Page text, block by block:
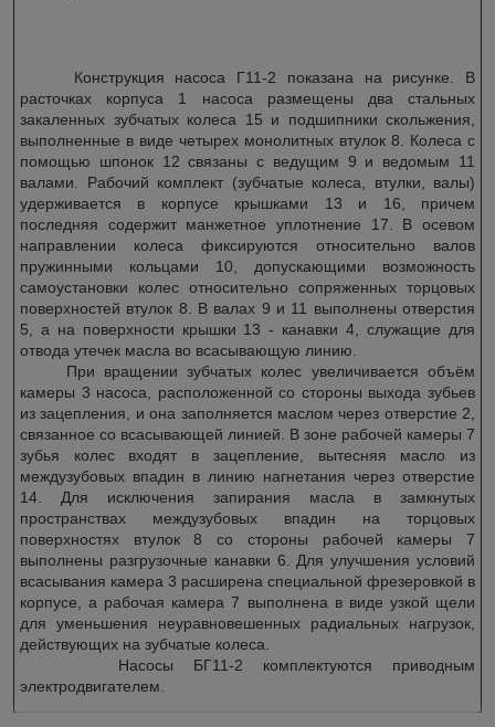
Конструкция насоса Г11-2 показана на рисунке. В
расточках корпуса 1 насоса размещены два стальных
закаленных зубчатых колеса 15 и подшипники скольжения,
выполненные в виде четырех монолитных втулок 8. Колеса с
помощью шпонок 12 связаны с ведущим 9 и ведомым 11
валами. Рабочий комплект (зубчатые колеса, втулки, валы)
удерживается в корпусе крышками 13 и 16, причем
последняя содержит манжетное уплотнение 17. В осевом
направлении колеса фиксируются относительно валов
пружинными кольцами 10, допускающими возможность
самоустановки колес относительно сопряженных торцовых
поверхностей втулок 8. В валах 9 и 11 выполнены отверстия
5, а на поверхности крышки 13 - канавки 4, служащие для
отвода утечек масла во всасывающую линию.
При вращении зубчатых колес увеличивается объём
камеры 3 насоса, расположенной со стороны выхода зубьев
из зацепления, и она заполняется маслом через отверстие 2,
связанное со всасывающей линией. В зоне рабочей камеры 7
зубья колес входят в зацепление, вытесняя масло из
междузубовых впадин в линию нагнетания через отверстие
14. Для исключения запирания масла в замкнутых
пространствах междузубовых впадин на торцовых
поверхностях втулок 8 со стороны рабочей камеры 7
выполнены разгрузочные канавки 6. Для улучшения условий
всасывания камера 3 расширена специальной фрезеровкой в
корпусе, а рабочая камера 7 выполнена в виде узкой щели
для уменьшения неуравновешенных радиальных нагрузок,
действующих на зубчатые колеса.
Насосы БГ11-2 комплектуются приводным
электродвигателем.